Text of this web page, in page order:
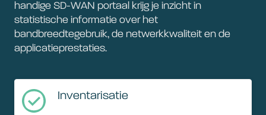
handige SD-WAN portaal krijg je inzicht in
statistische informatie over het
bandbreedtegebruik, de netwerkkwaliteit en de
applicatieprestaties.
Inventarisatie